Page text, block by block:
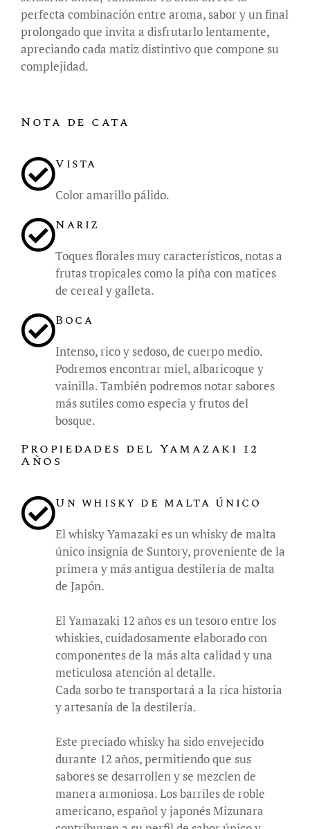
perfecta combinación entre aroma, sabor y un final
prolongado que invita a disfrutarlo lentamente,
apreciando cada matiz distintivo que compone su
complejidad.
Propiedades del Yamazaki 12
Años
Un whisky de malta único
El whisky Yamazaki es un whisky de malta
único insignia de Suntory, proveniente de la
primera y más antigua destilería de malta
de Japón.
El Yamazaki 12 años es un tesoro entre los
whiskies, cuidadosamente elaborado con
componentes de la más alta calidad y una
meticulosa atención al detalle.
Cada sorbo te transportará a la rica historia
y artesanía de la destilería.
Este preciado whisky ha sido envejecido
durante 12 años, permitiendo que sus
sabores se desarrollen y se mezclen de
manera armoniosa. Los barriles de roble
americano, español y japonés Mizunara
Nota de cata
Vista
Color amarillo pálido.
Nariz
Toques florales muy característicos, notas a
frutas tropicales como la piña con matices
de cereal y galleta.
Boca
Intenso, rico y sedoso, de cuerpo medio.
Podremos encontrar miel, albaricoque y
vainilla. También podremos notar sabores
más sutiles como especia y frutos del
bosque.